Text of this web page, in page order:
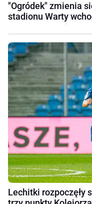
"Ogródek" zmienia
stadionu Warty
Lechitki rozpoczęły